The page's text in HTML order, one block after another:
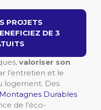
PROJETS
DE 3
valoriser son
l’entretien et le
logement. Des
Montagnes Durables
de l’éco-